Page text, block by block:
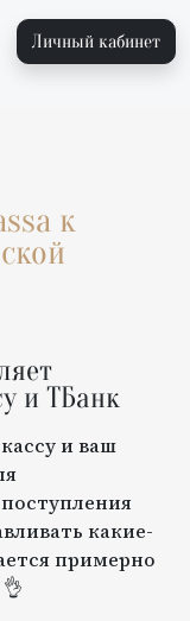
Личный кабинет
к
и ТБанк
и ваш
какие-
примерно